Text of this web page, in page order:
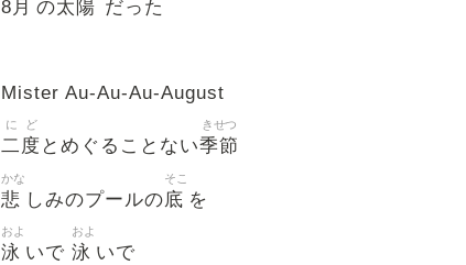
8 月 の太陽 だった
Mister Au-Au-Au-August
二
に
度
ど
とめぐることない季節
きせつ
悲
かな
しみのプールの底
そこ
を
泳
およ
いで 泳
およ
いで